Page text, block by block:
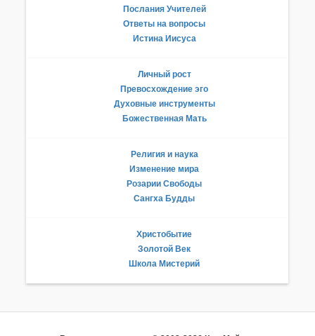
Послания Учителей
Ответы на вопросы
Истина Иисуса
Личный рост
Превосхождение эго
Духовные инструменты
Божественная Мать
Религия и наука
Изменение мира
Розарии Свободы
Сангха Будды
Христобытие
Золотой Век
Школа Мистерий